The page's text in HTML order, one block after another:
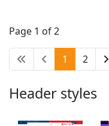
Page 1 of 2
1 2
Header styles